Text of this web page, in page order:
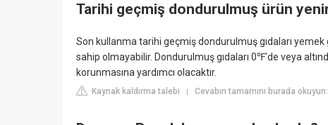
Tarihi geçmiş dondurulmuş ürün
Son kullanma tarihi geçmiş dondurulmuş gıdaları
sahip olmayabilir. Dondurulmuş gıdaları 0℉'de veya
korunmasına yardımcı olacaktır.
Kaynak kaldırma talebi | Cevabın tamamını burada